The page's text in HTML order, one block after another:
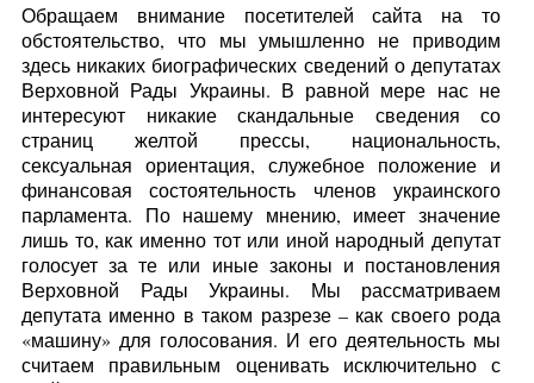
Обращаем внимание посетителей сайта на то
обстоятельство, что мы умышленно не приводим
здесь никаких биографических сведений о депутатах
Верховной Рады Украины. В равной мере нас не
интересуют никакие скандальные сведения со
страниц желтой прессы, национальность,
сексуальная ориентация, служебное положение и
финансовая состоятельность членов украинского
парламента. По нашему мнению, имеет значение
лишь то, как именно тот или иной народный депутат
голосует за те или иные законы и постановления
Верховной Рады Украины. Мы рассматриваем
депутата именно в таком разрезе – как своего рода
«машину» для голосования. И его деятельность мы
считаем правильным оценивать исключительно с